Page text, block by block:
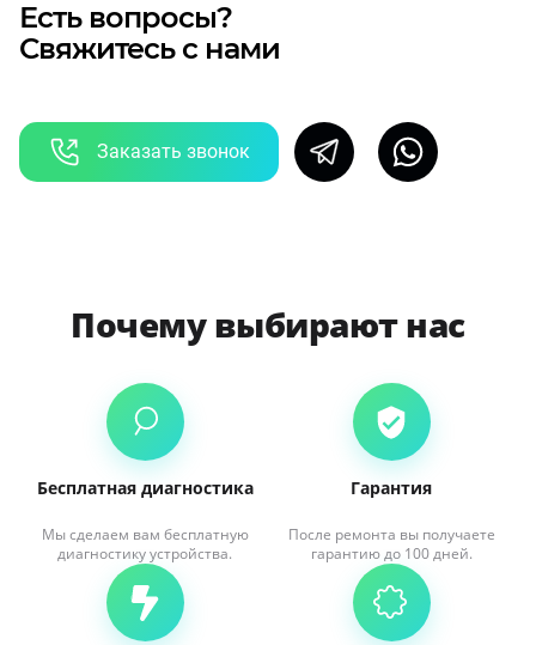
Есть вопросы?
Свяжитесь с нами
Заказать звонок
Почему выбирают нас
Бесплатная диагностика
Мы сделаем вам бесплатную
диагностику устройства.
Гарантия
После ремонта вы получаете
гарантию до 100 дней.